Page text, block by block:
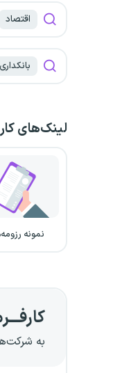
اقتصاد
بانکداری
لینک‌های
نمونه
به